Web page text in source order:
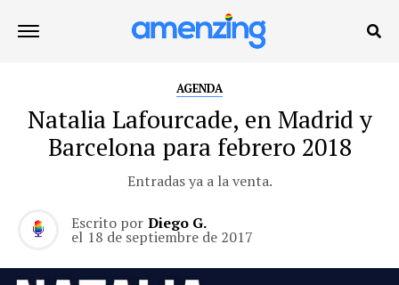
AGENDA
Natalia Lafourcade, en Madrid y
Barcelona para febrero 2018
Entradas ya a la venta.
Escrito por Diego G.
el 18 de septiembre de 2017